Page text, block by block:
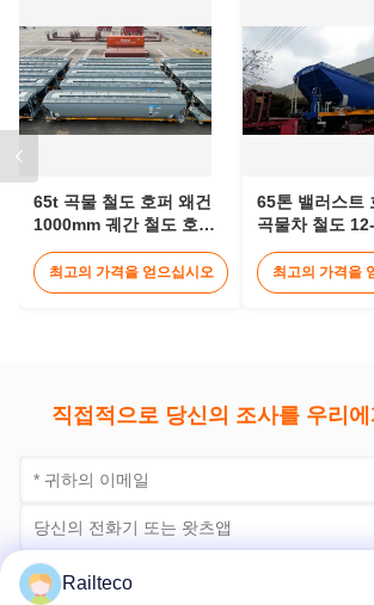
65t 곡물 철도 호퍼 왜건
1000mm 궤간 철도 호퍼
카
최고의 가격을 얻으십시오
65톤 밸러스트
곡물차 철도
최고의 가격을
직접적으로 당신의 조사를 우리에
지금 제출
Railteco